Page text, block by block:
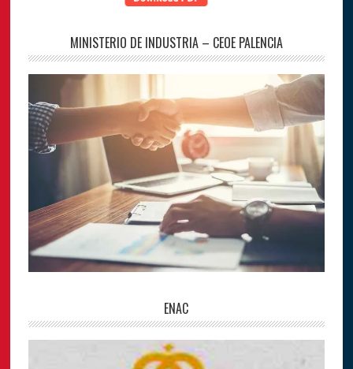
MINISTERIO DE INDUSTRIA – CEOE PALENCIA
ENAC